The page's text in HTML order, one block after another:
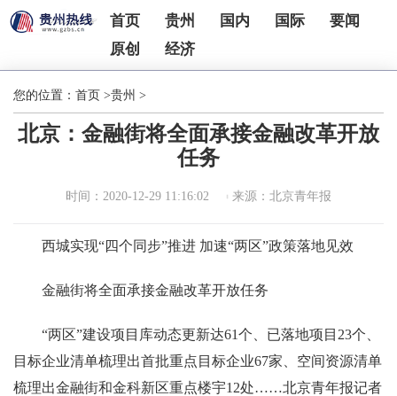
首页 贵州 国内 国际
要闻
原创
经济
您的位置： 首页 >贵州 >
北京：金融街将全面承接金融改革开放
任务
时间：2020-12-29 11:16:02 来源：北京青年报
西城实现“四个同步”推进 加速“两区”政策落地见效
金融街将全面承接金融改革开放任务
“两区”建设项目库动态更新达61个、已落地项目23个、
目标企业清单梳理出首批重点目标企业67家、空间资源清单
梳理出金融街和金科新区重点楼宇12处……北京青年报记者